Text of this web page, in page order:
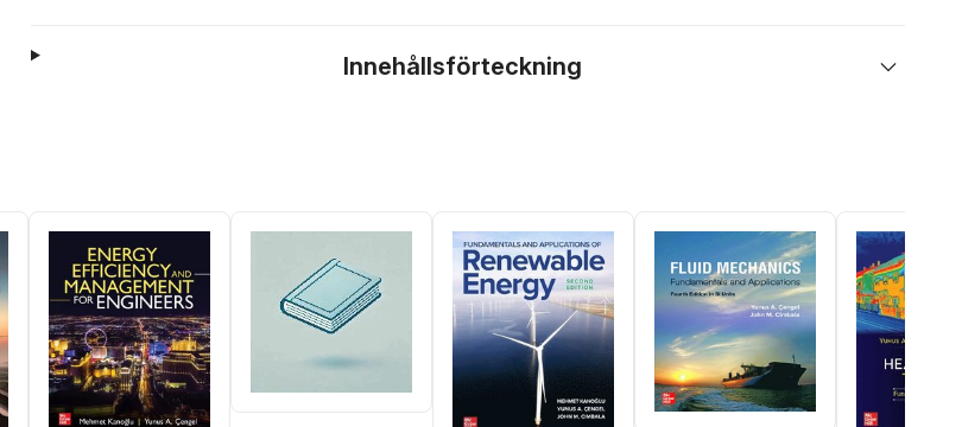
Innehållsförteckning